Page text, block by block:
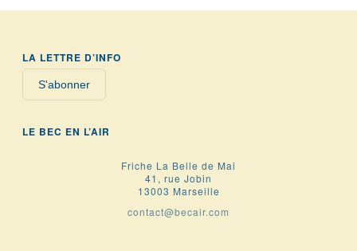
LA LETTRE D’INFO
S'abonner
LE BEC EN L’AIR
Friche La Belle de Mai
41, rue Jobin
13003 Marseille
contact@becair.com